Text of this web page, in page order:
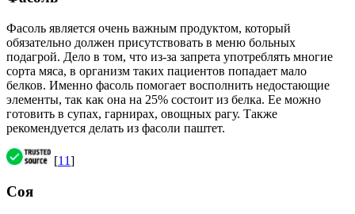
Фасоль является очень важным продуктом, который
обязательно должен присутствовать в меню больных
подагрой. Дело в том, что из-за запрета употреблять многие
сорта мяса, в организм таких пациентов попадает мало
белков. Именно фасоль помогает восполнить недостающие
элементы, так как она на 25% состоит из белка. Ее можно
готовить в супах, гарнирах, овощных рагу. Также
рекомендуется делать из фасоли паштет.
[11]
Соя